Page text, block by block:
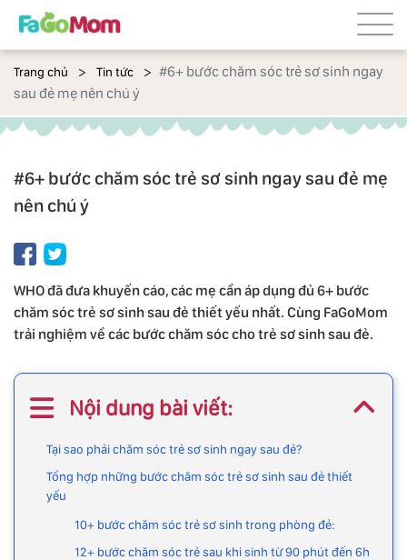
Trang chủ Tin tức
#6+ bước chăm sóc trẻ sơ sinh ngay
sau đẻ mẹ nên chú ý
#6+ bước chăm sóc trẻ sơ sinh ngay sau đẻ mẹ
nên chú ý
WHO đã đưa khuyến cáo, các mẹ cần áp dụng đủ 6+ bước
chăm sóc trẻ sơ sinh sau đẻ thiết yếu nhất. Cùng FaGoMom
trải nghiệm về các bước chăm sóc cho trẻ sơ sinh sau đẻ.
Nội dung bài viết:
Tại sao phải chăm sóc trẻ sơ sinh ngay sau đẻ?
Tổng hợp những bước chăm sóc trẻ sơ sinh sau đẻ thiết
yếu
10+ bước chăm sóc trẻ sơ sinh trong phòng đẻ:
12+ bước chăm sóc trẻ sau khi sinh từ 90 phút đến 6h